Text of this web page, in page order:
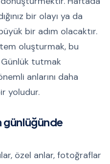
bir olayı ya da
bir adım olacaktır.
oluşturmak, bu
tutmak
anlarını daha
yoludur.
günlüğünde
özel anlar, fotoğraflar